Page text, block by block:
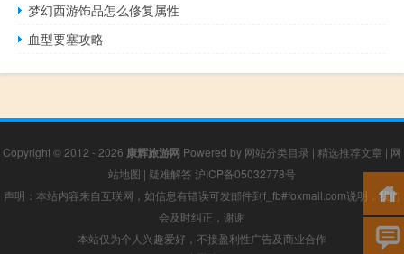
梦幻西游饰品怎么修复属性
血型要塞攻略
Copyright © 2012 - 2026 康辉旅游网 Powered by 网站分类目录 | 精选推荐文章 | 网
站地图 | 疑难解答 沪ICP备05032778号
声明：本站内容来自互联网，如信息有错误可发邮件到f_fb#foxmail.com说明，我们
会及时纠正，谢谢
本站仅为个人兴趣爱好，不接盈利性广告及商业合作